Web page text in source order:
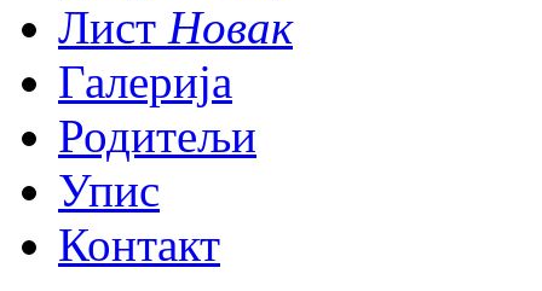
Лист Новак
Галерија
Родитељи
Упис
Контакт